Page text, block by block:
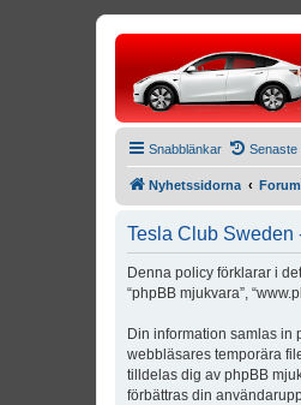
Snabblänkar Senaste
Nyhetssidorna
Tesla Club Sweden
Denna policy förklarar i
“phpBB mjukvara”,
Din information samlas in
webbläsares temporära
tilldelas dig av phpBB
förbättras din